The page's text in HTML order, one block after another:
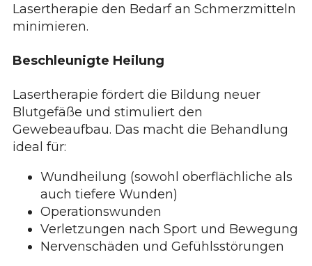
Lasertherapie den Bedarf an Schmerzmitteln
minimieren.
Beschleunigte Heilung
Lasertherapie fördert die Bildung neuer
Blutgefäße und stimuliert den
Gewebeaufbau. Das macht die Behandlung
ideal für:
Wundheilung (sowohl oberflächliche als
auch tiefere Wunden)
Operationswunden
Verletzungen nach Sport und Bewegung
Nervenschäden und Gefühlsstörungen